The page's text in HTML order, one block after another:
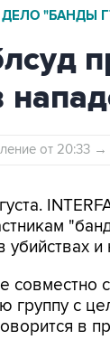
ДЕЛО "БАНДЫ
от 20:33 →
и
совместно
группу с
в